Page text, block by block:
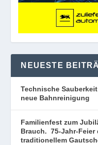
NEUESTE
Technische
neue Bahnreinigung
Familienfest zum
Brauch. 75-Jahr-Feier
traditionellem